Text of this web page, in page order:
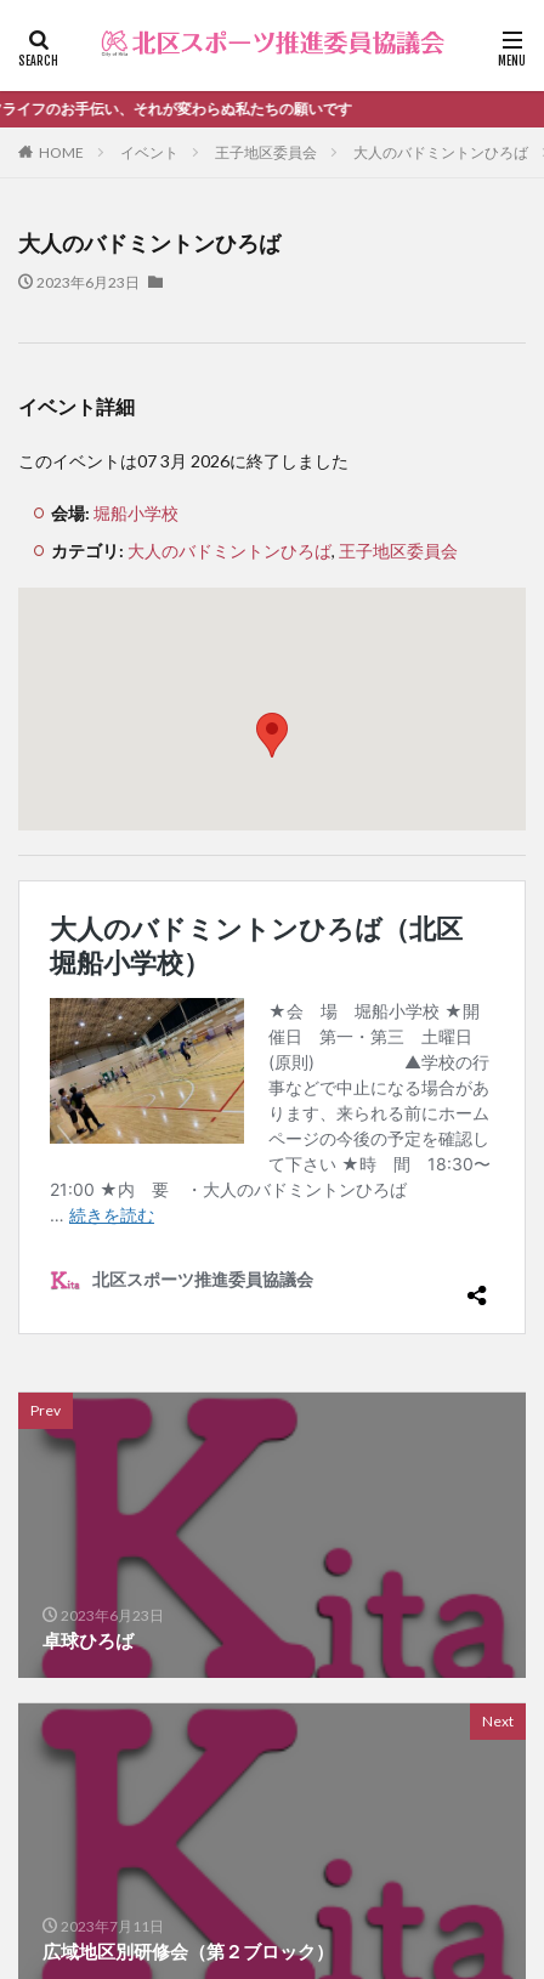
のお手伝い、それが変わらぬ私たちの願いです
HOME イベント 王子地区委員会 大人のバドミントンひろば
大人のバドミントンひろば
2023年6月23日
イベント詳細
このイベントは07 3月 2026に終了しました
会場: 堀船小学校
カテゴリ: 大人のバドミントンひろば, 王子地区委員会
Prev
2023年6月23日
卓球ひろば
Next
2023年7月11日
広域地区別研修会（第２ブロック）
ファッション デザイン 流行
カテゴリー
＃活動報告 kitacup past
おしらせ
健康ハイキング委員会からのご案内
活動報告
生涯スポーツ
田端文士ウォーク
講習会のご報告